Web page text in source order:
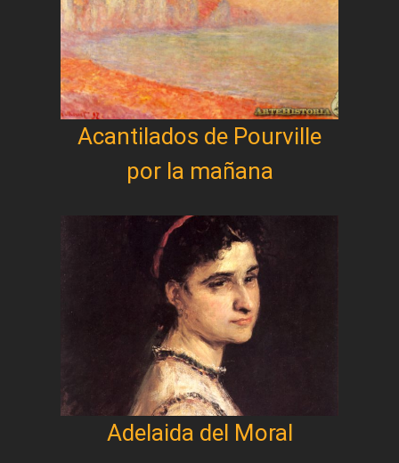
Acantilados de Pourville
por la mañana
Adelaida del Moral